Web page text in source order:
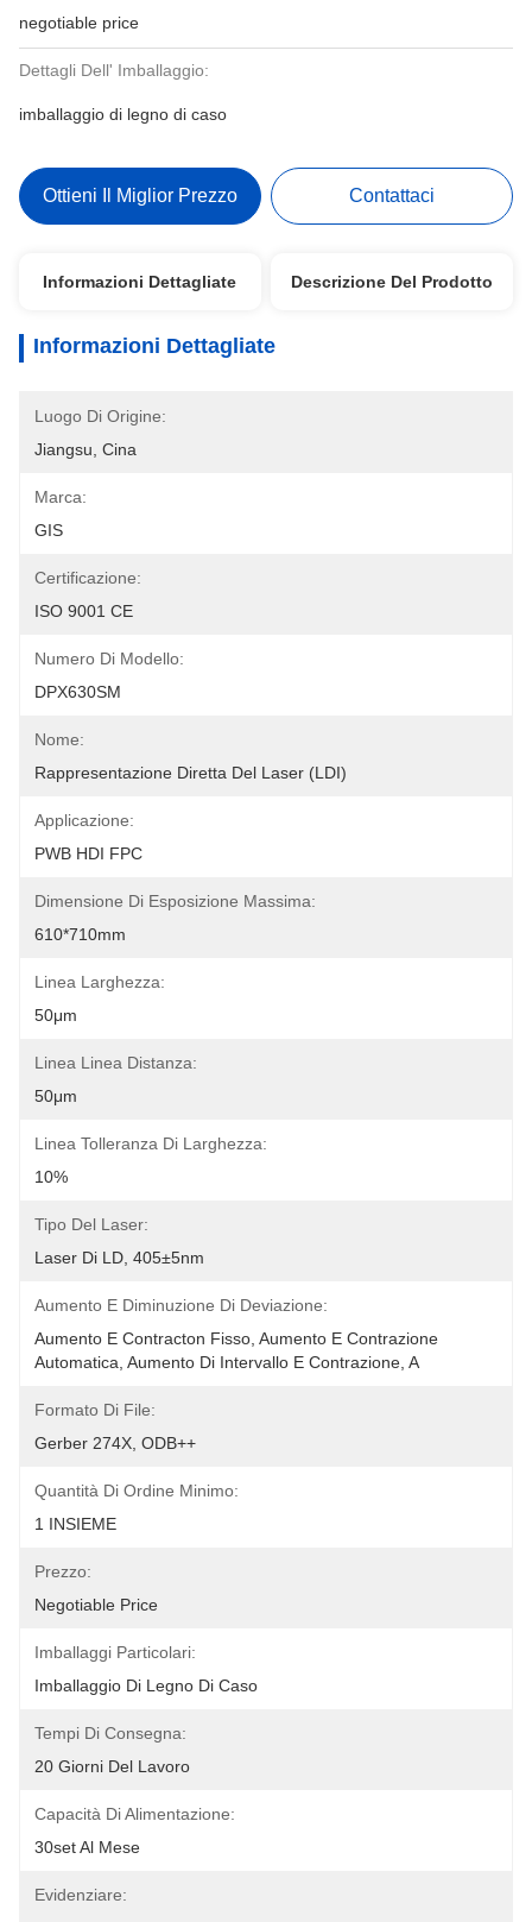
negotiable price
Dettagli Dell' Imballaggio:
imballaggio di legno di caso
Ottieni Il Miglior Prezzo Contattaci
Informazioni Dettagliate Descrizione Del Prodotto
Informazioni Dettagliate
Luogo Di Origine:
Jiangsu, Cina
Marca:
GIS
Certificazione:
ISO 9001 CE
Numero Di Modello:
DPX630SM
Nome:
Rappresentazione Diretta Del Laser (LDI)
Applicazione:
PWB HDI FPC
Dimensione Di Esposizione Massima:
610*710mm
Linea Larghezza:
50μm
Linea Linea Distanza:
50μm
Linea Tolleranza Di Larghezza:
10%
Tipo Del Laser:
Laser Di LD, 405±5nm
Aumento E Diminuzione Di Deviazione:
Aumento E Contracton Fisso, Aumento E Contrazione
Automatica, Aumento Di Intervallo E Contrazione, A
Formato Di File:
Gerber 274X, ODB++
Quantità Di Ordine Minimo:
1 INSIEME
Prezzo:
Negotiable Price
Imballaggi Particolari:
Imballaggio Di Legno Di Caso
Tempi Di Consegna:
20 Giorni Del Lavoro
Capacità Di Alimentazione:
30set Al Mese
Evidenziare: